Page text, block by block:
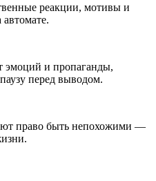
реакции, мотивы и
эмоций и пропаганды,
перед выводом.
право быть непохожими —